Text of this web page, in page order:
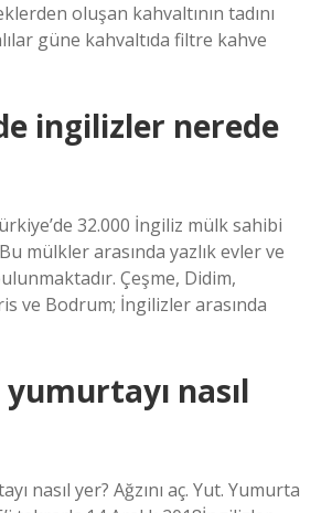
oluşan kahvaltının tadını
güne kahvaltıda filtre kahve
ingilizler nerede
32.000 İngiliz mülk sahibi
mülkler arasında yazlık evler ve
Çeşme, Didim,
ve Bodrum; İngilizler arasında
nasıl
nasıl yer? Ağzını aç. Yut. Yumurta